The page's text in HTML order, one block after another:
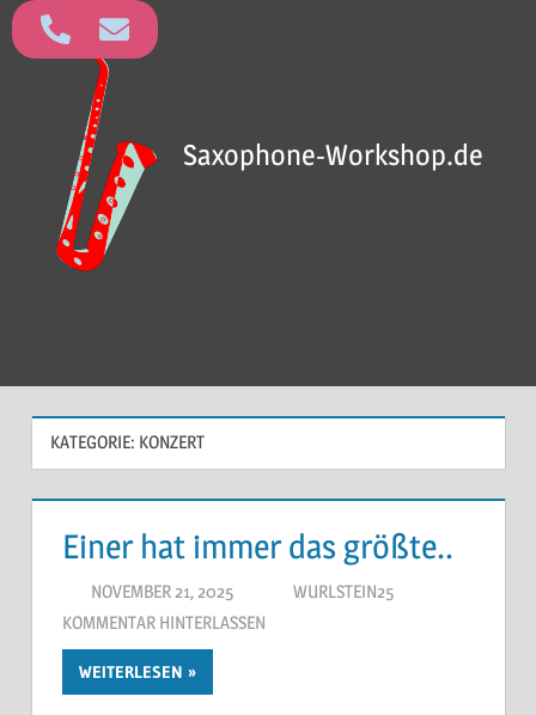
Saxophone-Workshop.de
KATEGORIE: KONZERT
Einer hat immer das größte..
NOVEMBER 21, 2025
WURLSTEIN25
KOMMENTAR HINTERLASSEN
WEITERLESEN